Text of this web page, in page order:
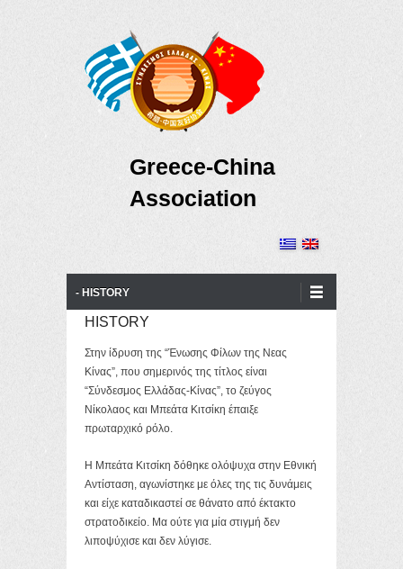
Greece-China
Association
- HISTORY
HISTORY
Στην ίδρυση της “Ένωσης Φίλων της Νεας
Κίνας”, που σημερινός της τίτλος είναι
“Σύνδεσμος Ελλάδας-Κίνας”, το ζεύγος
Νίκολαος και Μπεάτα Κιτσίκη έπαιξε
πρωταρχικό ρόλο.
Η Μπεάτα Κιτσίκη δόθηκε ολόψυχα στην Εθνική
Αντίσταση, αγωνίστηκε με όλες της τις δυνάμεις
και είχε καταδικαστεί σε θάνατο από έκτακτο
στρατοδικείο. Μα ούτε για μία στιγμή δεν
λιποψύχισε και δεν λύγισε.